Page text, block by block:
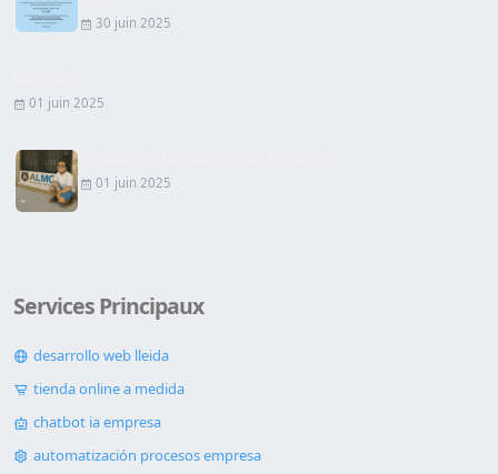
30 juin 2025
01 juin 2025
01 juin 2025
Services Principaux
desarrollo web lleida
tienda online a medida
chatbot ia empresa
automatización procesos empresa